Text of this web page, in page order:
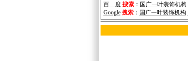
百 度 搜索： 国广一叶装饰机构
Google 搜索： 国广一叶装饰机构